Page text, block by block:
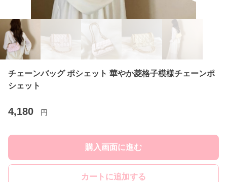
チェーンバッグ ポシェット 華やか菱格子模様チェーンポ
シェット
4,180 円
購入画面に進む
カートに追加する